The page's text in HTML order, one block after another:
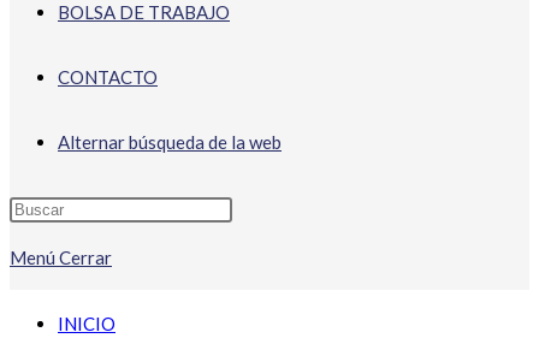
BOLSA DE TRABAJO
CONTACTO
Alternar búsqueda de la web
Menú Cerrar
INICIO